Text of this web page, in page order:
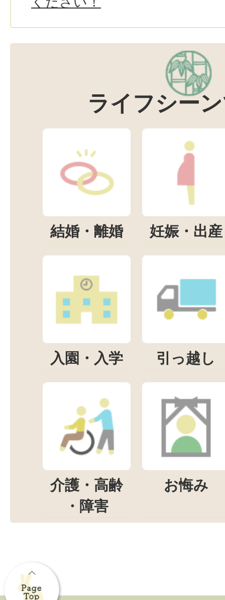
ライフシー
結婚・離婚 妊娠・出産
入園・入学 引っ越し
介護・高齢
・障害
お悔み